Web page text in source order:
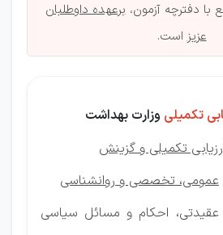
با دفترچه آزمون،برعهده داوطلبان
عزیزاست.
تکمیلی وزارت بهداشت
تکمیلی و گزینش
عمومی، تخصصی و روانشناسی
احکام و مسائل سیاسی